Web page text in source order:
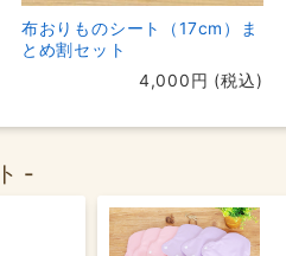
布おりものシート（17cm）ま
とめ割セット
4,000円 (税込)